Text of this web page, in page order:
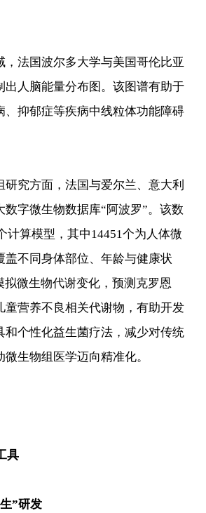
，法国波尔多大学与美国哥伦比亚
出人脑能量分布图。该图谱有助于
、抑郁症等疾病中线粒体功能障碍
研究方面，法国与爱尔兰、意大利
数字微生物数据库“阿波罗”。该数
计算模型，其中14451个为人体微
盖不同身体部位、年龄与健康状
拟微生物代谢变化，预测克罗恩
童营养不良相关代谢物，有助开发
和个性化益生菌疗法，减少对传统
生物组医学迈向精准化。
具
”研发